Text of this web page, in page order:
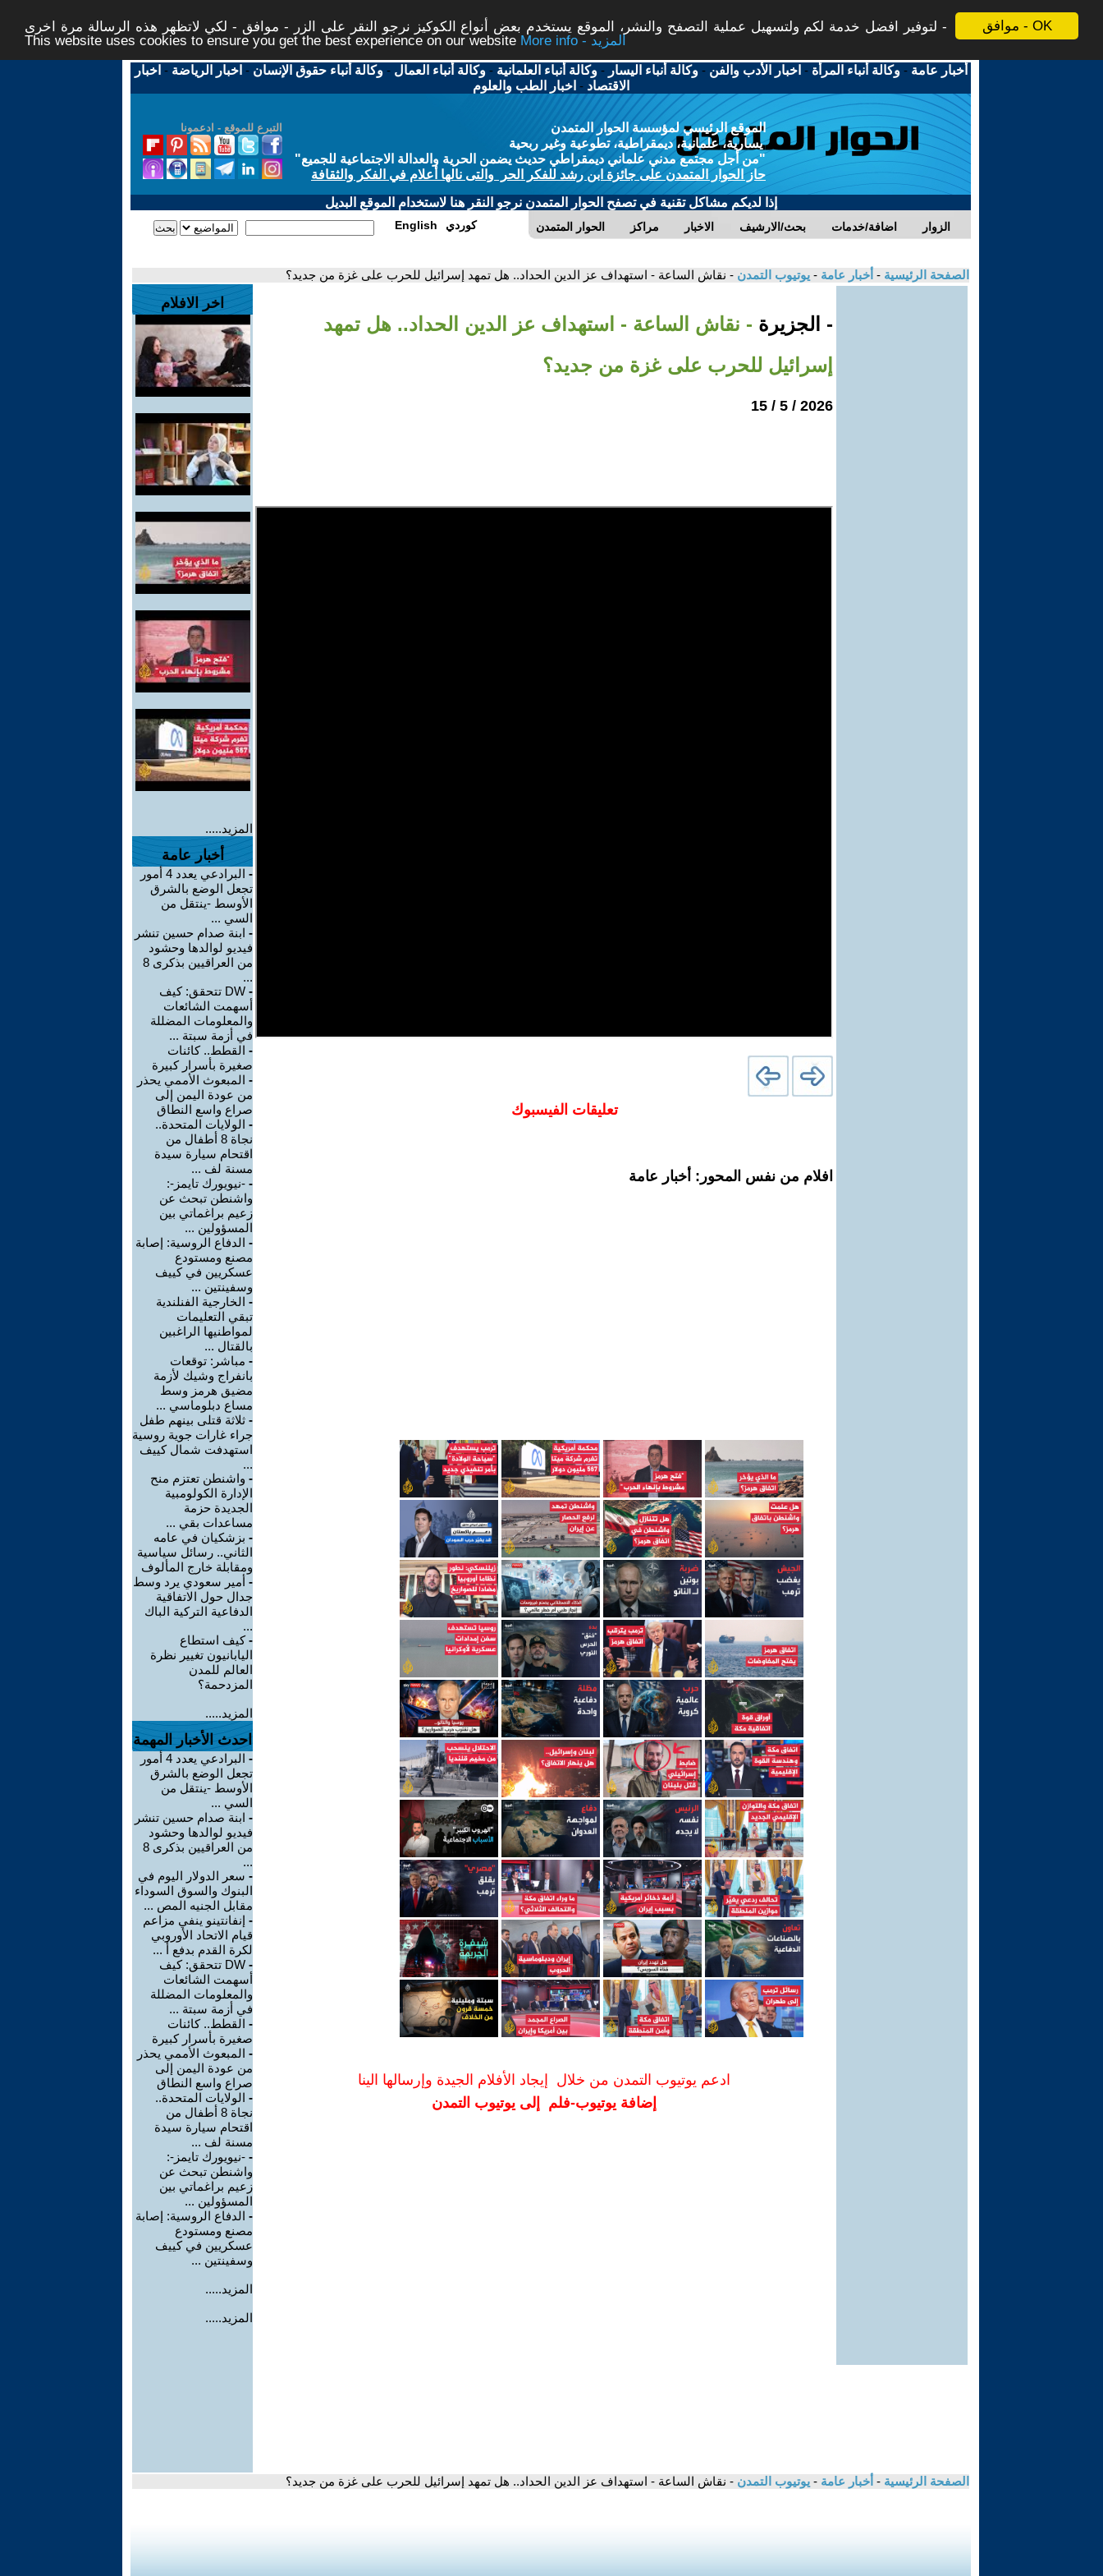
موافق - OK
لتوفير افضل خدمة لكم ولتسهيل عملية التصفح والنشر، الموقع يستخدم بعض أنواع الكوكيز نرجو النقر على الزر - موافق - لكي لاتظهر هذه الرسالة مرة اخرى -
This website uses cookies to ensure you get the best experience on our website
More info - المزيد
أخبار عامة -وكالة أنباء المرأة - اخبار الأدب والفن -وكالة أنباء اليسار -وكالة أنباء العلمانية -وكالة أنباء العمال -وكالة أنباء حقوق الإنسان - اخبار الرياضة - اخبار
الاقتصاد - اخبار الطب والعلوم
التبرع للموقع - ادعمونا
الموقع الرئيسي لمؤسسة الحوار المتمدن
يسارية، علمانية، ديمقراطية، تطوعية وغير ربحية
"من أجل مجتمع مدني علماني ديمقراطي حديث يضمن الحرية والعدالة الاجتماعية للجميع"
حاز الحوار المتمدن على جائزة ابن رشد للفكر الحر والتى نالها أعلام في الفكر والثقافة
إذا لديكم مشاكل تقنية في تصفح الحوار المتمدن نرجو النقر هنا لاستخدام الموقع البديل
الحوار المتمدن مراكز الاخبار بحث/الارشيف اضافة/خدمات الزوار English كوردي
الصفحة الرئيسية - أخبار عامة - يوتيوب التمدن - نقاش الساعة - استهداف عز الدين الحداد.. هل تمهد إسرائيل للحرب على غزة من جديد؟
- الجزيرة - نقاش الساعة - استهداف عز الدين الحداد.. هل تمهد
إسرائيل للحرب على غزة من جديد؟
2026 / 5 / 15
تعليقات الفيسبوك
افلام من نفس المحور: أخبار عامة
ادعم يوتيوب التمدن من خلال إيجاد الأفلام الجيدة وإرسالها الينا
إضافة يوتيوب-فلم إلى يوتيوب التمدن
اخر الافلام
المزيد.....
أخبار عامة
-
البرادعي يعدد 4 أمور
تجعل الوضع بالشرق
الأوسط -ينتقل من
السي ...
- ابنة صدام حسين تنشر
فيديو لوالدها وحشود
من العراقيين بذكرى 8
...
-
DW تتحقق: كيف
أسهمت الشائعات
والمعلومات المضللة
في أزمة سبتة ...
- القطط.. كائنات
صغيرة بأسرار كبيرة
- المبعوث الأممي يحذر
من عودة اليمن إلى
صراع واسع النطاق
- الولايات المتحدة..
نجاة 8 أطفال من
اقتحام سيارة سيدة
مسنة لف ...
- -نيويورك تايمز-:
واشنطن تبحث عن
زعيم براغماتي بين
المسؤولين ...
- الدفاع الروسية: إصابة
مصنع ومستودع
عسكريين في كييف
وسفينتين ...
- الخارجية الفنلندية
تبقي التعليمات
لمواطنيها الراغبين
بالقتال ...
- مباشر: توقعات
بانفراج وشيك لأزمة
مضيق هرمز وسط
مساع دبلوماسي ...
- ثلاثة قتلى بينهم طفل
جراء غارات جوية روسية
استهدفت شمال كييف
...
- واشنطن تعتزم منح
الإدارة الكولومبية
الجديدة حزمة
مساعدات بقي ...
- بزشكيان في عامه
الثاني.. رسائل سياسية
ومقابلة خارج المألوف
- أمير سعودي يرد وسط
جدال حول الاتفاقية
الدفاعية التركية الباك
...
-كيف استطاع
اليابانيون تغيير نظرة
العالم للمدن
المزدحمة؟
المزيد.....
احدث الأخبار المهمة
-
البرادعي يعدد 4 أمور
تجعل الوضع بالشرق
الأوسط -ينتقل من
السي ...
- ابنة صدام حسين تنشر
فيديو لوالدها وحشود
من العراقيين بذكرى 8
...
- سعر الدولار اليوم في
البنوك والسوق السوداء
مقابل الجنيه المص ...
- إنفانتينو ينفي مزاعم
قيام الاتحاد الأوروبي
لكرة القدم بدفع أ ...
-
DW تتحقق: كيف
أسهمت الشائعات
والمعلومات المضللة
في أزمة سبتة ...
- القطط.. كائنات
صغيرة بأسرار كبيرة
- المبعوث الأممي يحذر
من عودة اليمن إلى
صراع واسع النطاق
- الولايات المتحدة..
نجاة 8 أطفال من
اقتحام سيارة سيدة
مسنة لف ...
- -نيويورك تايمز-:
واشنطن تبحث عن
زعيم براغماتي بين
المسؤولين ...
- الدفاع الروسية: إصابة
مصنع ومستودع
عسكريين في كييف
وسفينتين ...
المزيد.....
المزيد.....
الصفحة الرئيسية - أخبار عامة - يوتيوب التمدن - نقاش الساعة - استهداف عز الدين الحداد.. هل تمهد إسرائيل للحرب على غزة من جديد؟